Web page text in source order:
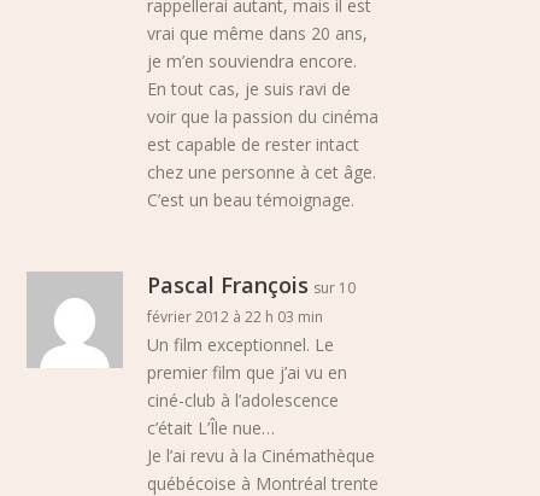
rappellerai autant, mais il est
vrai que même dans 20 ans,
je m’en souviendra encore.
En tout cas, je suis ravi de
voir que la passion du cinéma
est capable de rester intact
chez une personne à cet âge.
C’est un beau témoignage.
Pascal François sur 10
février 2012 à 22 h 03 min
Un film exceptionnel. Le
premier film que j’ai vu en
ciné-club à l’adolescence
c’était L’Île nue…
Je l’ai revu à la Cinémathèque
québécoise à Montréal trente